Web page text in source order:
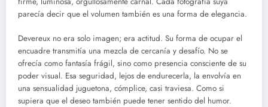
parecía decir que el volumen también es una forma de elegancia.
Devereux no era solo imagen; era actitud. Su forma de ocupar el
encuadre transmitía una mezcla de cercanía y desafío. No se
ofrecía como fantasía frágil, sino como presencia consciente de su
poder visual. Esa seguridad, lejos de endurecerla, la envolvía en
una sensualidad juguetona, cómplice, casi traviesa. Como si
supiera que el deseo también puede tener sentido del humor.